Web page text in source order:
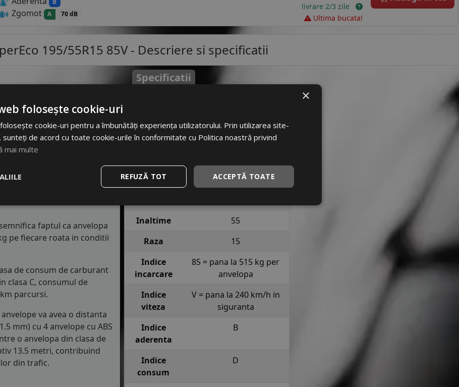
B
Zgomot A 70 dB
livrare 2/3 zile
Ultima bucata!
195/55R15 85V- Descriere si specificatii
foarte bun pe asfalt
de gheata sau
din perioada verii, vor
anvelopelor scade
V. Acest indice confirma ca
km/h in conditii de
faptul ca anvelopa
pe fiecare roata in conditii
de consum de carburant
clasa C, consumul de
parcursi.
va avea o distanta
mm) cu 4 anvelope cu ABS
o anvelopa din clasa de
13.5 metri, contribuind
din trafic.
Specificatii
EAN
6938112620141
Profil
Z-107 ZUPPERECO
Inaltime
55
Raza
15
Indice
incarcare
85 = pana la 515 kg per
anvelopa
Indice
viteza
V = pana la 240 km/h in
siguranta
Indice
aderenta
B
Indice
consum
D
×
folosește cookie-uri
cookie-uri pentru a îmbunătăți experiența utilizatorului. Prin utilizarea site-
sunteți de acord cu toate cookie-urile în conformitate cu Politica noastră privind
mai multe
ACCEPTĂ TOATE
REFUZĂ TOT